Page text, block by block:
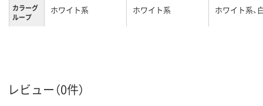
カラーグ
ループ
ホワイト系 ホワイト系 ホワイト系、
タイプ 深型
レビュー（0件）